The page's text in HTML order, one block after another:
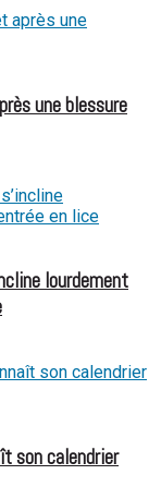
une blessure
lourdement
son calendrier